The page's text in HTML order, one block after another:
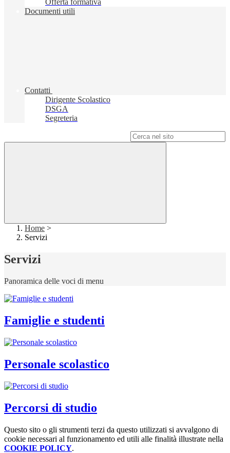
Offerta formativa
Documenti utili
Contatti
Dirigente Scolastico
DSGA
Segreteria
Home >
Servizi
Servizi
Panoramica delle voci di menu
Famiglie e studenti
Personale scolastico
Percorsi di studio
Questo sito o gli strumenti terzi da questo utilizzati si avvalgono di
cookie necessari al funzionamento ed utili alle finalità illustrate nella
COOKIE POLICY.